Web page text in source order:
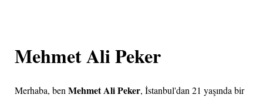
Mehmet Ali Peker
Merhaba, benMehmet Ali Peker, İstanbul'dan 21 yaşında bir